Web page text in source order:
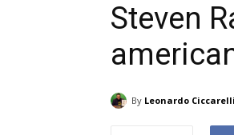
Steven
By Leonardo Ciccarelli